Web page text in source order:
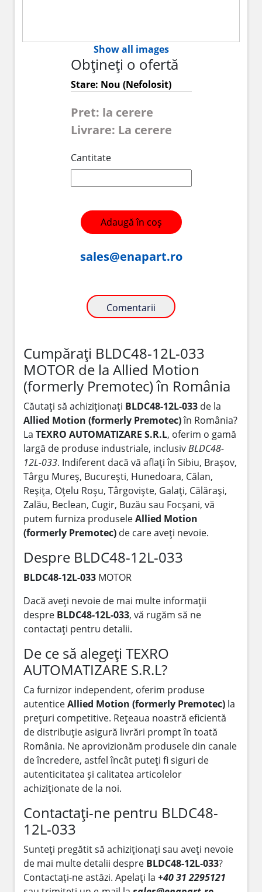
Show all images
Obțineți o ofertă
Stare: Nou (Nefolosit)
Pret: la cerere
Livrare: La cerere
Cantitate
Adaugă în coș
sales@enapart.ro
Comentarii
Cumpărați BLDC48-12L-033
MOTOR de la Allied Motion
(formerly Premotec) în România
Căutați să achiziționați BLDC48-12L-033 de la
Allied Motion (formerly Premotec)în România?
La TEXRO AUTOMATIZARE S.R.L, oferim o gamă
largă de produse industriale, inclusivBLDC48-
12L-033. Indiferent dacă vă aflați în Sibiu, Brașov,
Târgu Mureș, București, Hunedoara, Călan,
Reșița, Oțelu Roșu, Târgoviște, Galați, Călărași,
Zalău, Beclean, Cugir, Buzău sau Focșani, vă
putem furniza produseleAllied Motion
(formerly Premotec) de care aveți nevoie.
Despre BLDC48-12L-033
BLDC48-12L-033 MOTOR
Dacă aveți nevoie de mai multe informații
despre BLDC48-12L-033, vă rugăm să ne
contactați pentru detalii.
De ce să alegeți TEXRO
AUTOMATIZARE S.R.L?
Ca furnizor independent, oferim produse
autenticeAllied Motion (formerly Premotec) la
prețuri competitive. Rețeaua noastră eficientă
de distribuție asigură livrări prompt în toată
România. Ne aprovizionăm produsele din canale
de încredere, astfel încât puteți fi siguri de
autenticitatea și calitatea articolelor
achiziționate de la noi.
Contactați-ne pentru BLDC48-
12L-033
Sunteți pregătit să achiziționați sau aveți nevoie
de mai multe detalii despre BLDC48-12L-033?
Contactați-ne astăzi. Apelați la +40 31 2295121